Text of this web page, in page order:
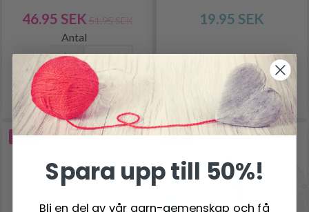
46.95 SEK 51.95 SEK
Antal
Lägg till varukorgen
19.95 SEK
Se produkt
-19% -19%
Spara upp till 50%!
Bli en del av vår garn-gemenskap och få